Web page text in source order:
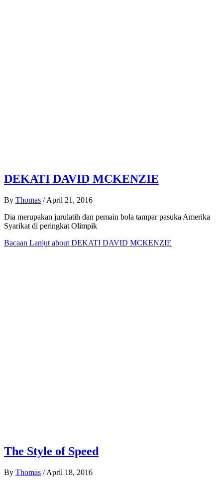
DEKATI DAVID MCKENZIE
By Thomas / April 21, 2016
Dia merupakan jurulatih dan pemain bola tampar pasuka Amerika
Syarikat di peringkat Olimpik
Bacaan Lanjut about DEKATI DAVID MCKENZIE
The Style of Speed
By Thomas / April 18, 2016